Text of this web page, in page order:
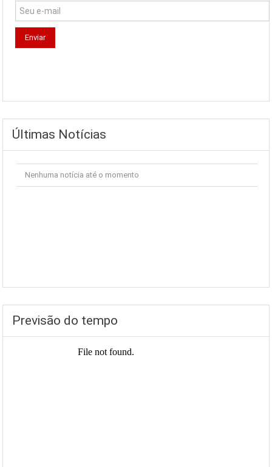
Últimas Notícias
Nenhuma notícia até o momento
Previsão do tempo